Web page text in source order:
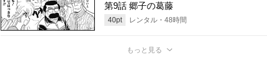
第9話 郷子の葛藤
40pt レンタル・ 48時間
もっと見る